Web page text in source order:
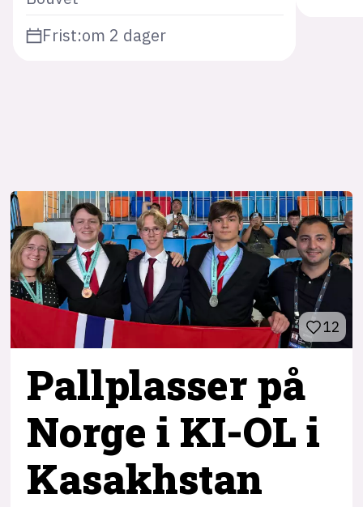
Frist:om 2 dager
12
Pallplasser på
Norge i KI-OL i
Kasakhstan